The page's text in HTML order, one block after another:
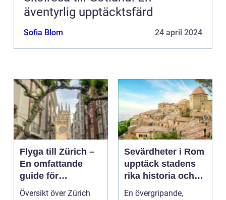
äventyrlig upptäcktsfärd
Sofia Blom 24 april 2024
Flyga till Zürich –
En omfattande
guide för
resenärer
Översikt över Zürich
Sevärdheter i Rom
upptäck stadens
rika historia och
kulturella skatter
En övergripande,